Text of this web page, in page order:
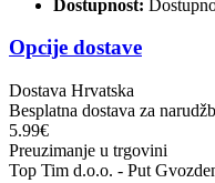
Dostupnost:
Opcije dostave
Dostava Hrvatska
Besplatna dostava za
5.99€
Preuzimanje u trgovini
Top Tim d.o.o. - Put